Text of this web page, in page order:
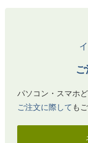
パソコン・スマホ
ご注文に際して も